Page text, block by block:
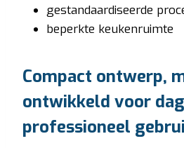
gestandaardiseerde
beperkte keukenruimte
Compact ontwerp,
ontwikkeld voor
professioneel